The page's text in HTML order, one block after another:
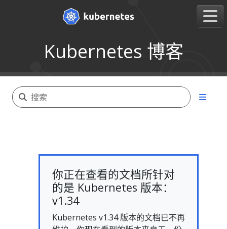
Kubernetes 博客
你正在查看的文档所针对
的是 Kubernetes 版本：
v1.34
Kubernetes v1.34 版本的文档已不再